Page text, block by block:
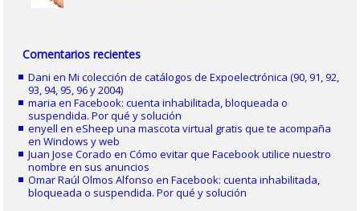
Comentarios recientes
Dani enMi colección de catálogos de Expoelectrónica (90, 91, 92,
93, 94, 95, 96 y 2004)
maria enFacebook: cuenta inhabilitada, bloqueada o
suspendida. Por qué y solución
enyell eneSheep una mascota virtual gratis que te acompaña
en Windows y web
Juan Jose Corado enCómo evitar que Facebook utilice nuestro
nombre en sus anuncios
Omar Raúl Olmos Alfonso enFacebook: cuenta inhabilitada,
bloqueada o suspendida. Por qué y solución